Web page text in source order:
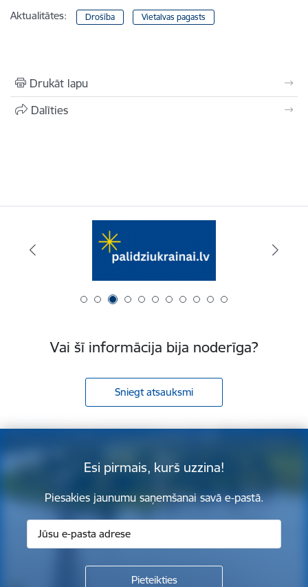
Aktualitātes: Drošība Vietalvas pagasts
Drukāt lapu
Dalīties
Vai šī informācija bija noderīga?
Sniegt atsauksmi
Esi pirmais, kurš uzzina!
Piesakies jaunumu saņemšanai savā e-pastā.